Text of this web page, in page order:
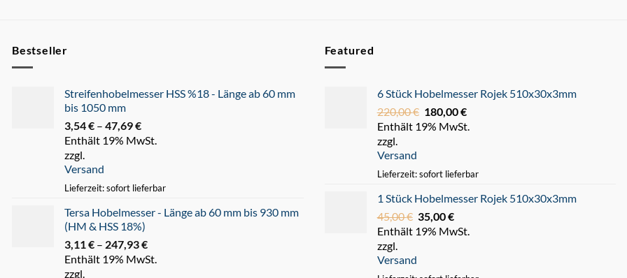
Bestseller
Streifenhobelmesser HSS %18 - Länge ab 60 mm
bis 1050 mm
3,54€ – 47,69€
3,54 €
Enthält 19% MwSt.
zzgl.
Versand
Lieferzeit: sofort lieferbar
Tersa Hobelmesser - Länge ab 60 mm bis 930 mm
(HM & HSS 18%)
3,11€ – 247,93€
3,11 €
Enthält 19% MwSt.
zzgl.
Featured
6 Stück Hobelmesser Rojek 510x30x3mm
220,00€ Ursprünglicher
Preis
180,00€
Preis
Enthält 19% MwSt.
zzgl.
Versand
Lieferzeit: sofort lieferbar
1 Stück Hobelmesser Rojek 510x30x3mm
45,00€ Ursprünglicher
Preis
35,00€
Preis
Enthält 19% MwSt.
zzgl.
Versand